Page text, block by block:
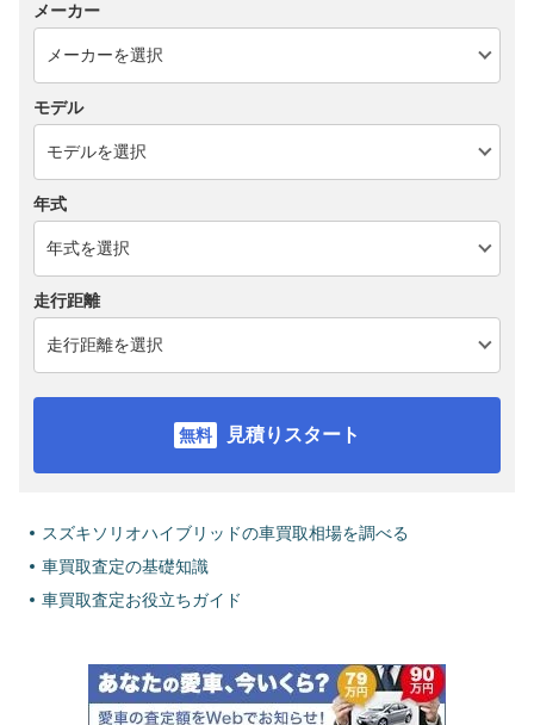
メーカー
モデル
年式
走行距離
見積りスタート
スズキソリオハイブリッドの車買取相場を調べる
車買取査定の基礎知識
車買取査定お役立ちガイド